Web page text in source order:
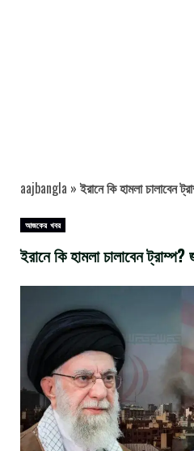
aajbangla » ইরানে কি হামলা চালাবেন
আজকের খবর
ইরানে কি হামলা চালাবেন